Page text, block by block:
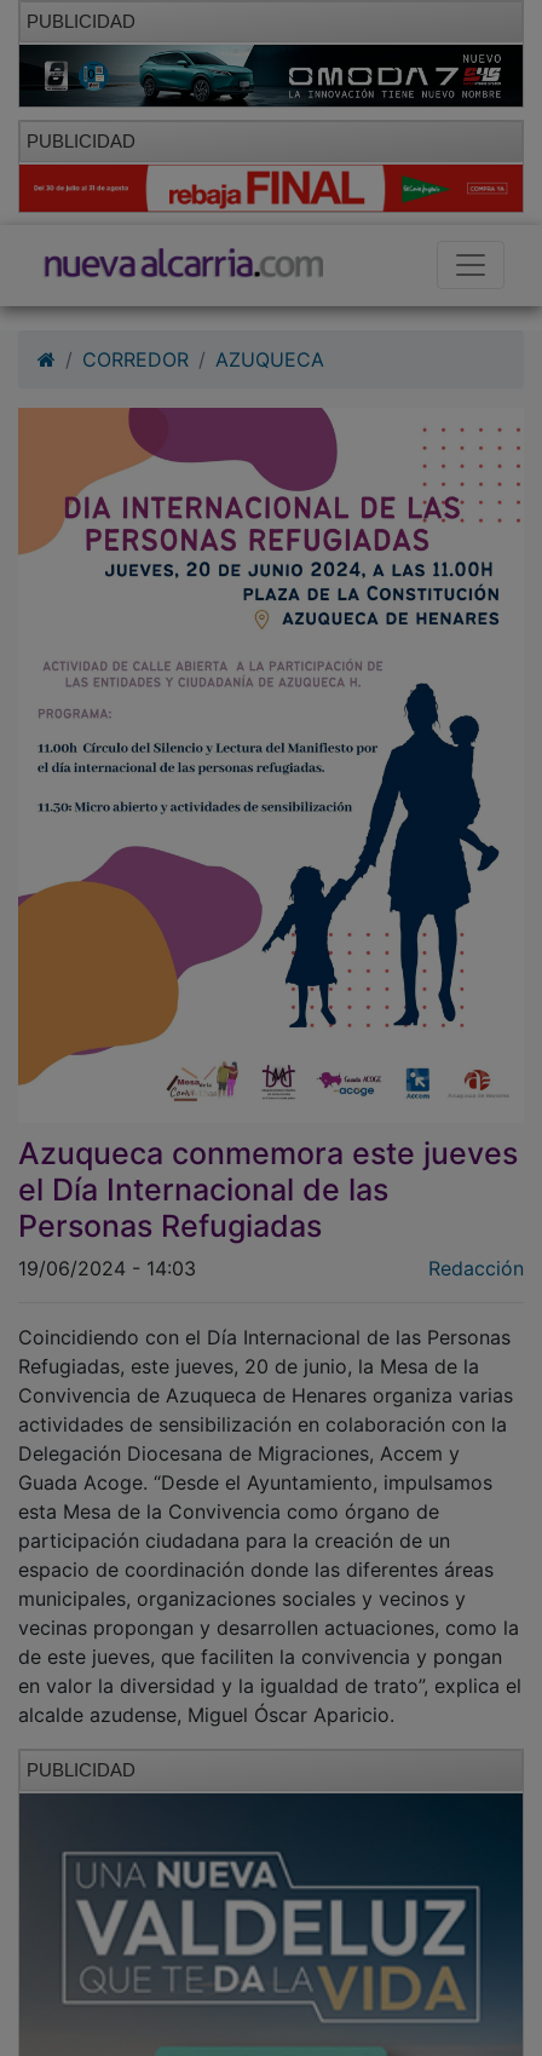
PUBLICIDAD
PUBLICIDAD
Azuqueca conmemora este jueves
el Día Internacional de las
Personas Refugiadas
Refugiadas, este jueves, 20 de junio, la Mesa de la
Convivencia de Azuqueca de Henares organiza varias
actividades de sensibilización en colaboración con la
Delegación Diocesana de Migraciones, Accem y
Guada Acoge. “Desde el Ayuntamiento, impulsamos
esta Mesa de la Convivencia como órgano de
participación ciudadana para la creación de un
espacio de coordinación donde las diferentes áreas
municipales, organizaciones sociales y vecinos y
vecinas propongan y desarrollen actuaciones, como la
de este jueves, que faciliten la convivencia y pongan
en valor la diversidad y la igualdad de trato”, explica el
alcalde azudense, Miguel Óscar Aparicio.